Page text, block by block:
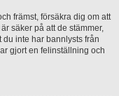
främst, försäkra dig om att
säker på att de stämmer,
du inte har bannlysts från
gjort en felinställning och